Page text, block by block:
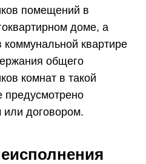
помещений в
доме, а
коммунальной квартире
общего
комнат в такой
предусмотрено
договором.